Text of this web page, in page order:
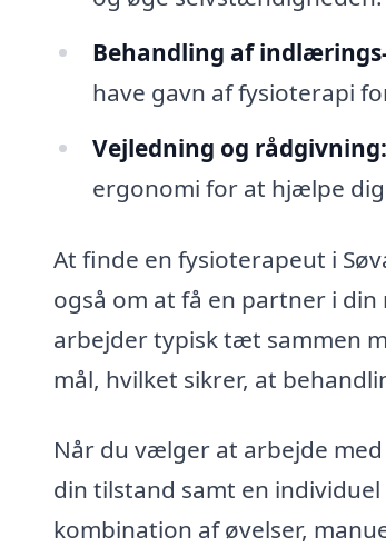
Behandling af
have gavn af fysioterapi
Vejledning og rådgivning:
ergonomi for at hjælpe
At finde en fysioterapeut i
også om at få en partner i
arbejder typisk tæt sammen
mål, hvilket sikrer, at
Når du vælger at arbejde
din tilstand samt en
kombination af øvelser,